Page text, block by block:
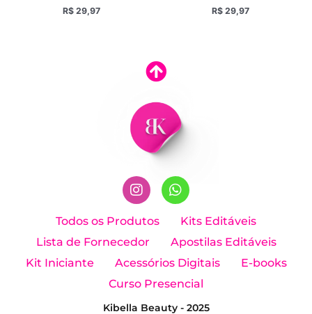
R$ 29,97 R$ 29,97
I
n
t
a
r
a
W
h
t
s
p
Todos os Produtos
Kits Editáveis
Lista de Fornecedor
Apostilas Editáveis
Kit Iniciante
Acessórios Digitais
E-books
Curso Presencial
Kibella Beauty - 2025